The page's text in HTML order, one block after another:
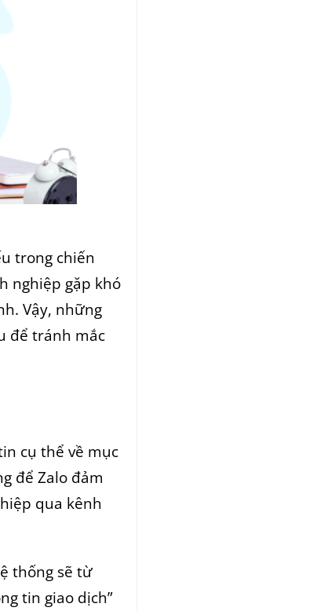
trong chiến
nghiệp gặp khó
Vậy, những
để tránh mắc
cụ thể về mục
để Zalo đảm
qua kênh
thống sẽ từ
tin giao dịch”